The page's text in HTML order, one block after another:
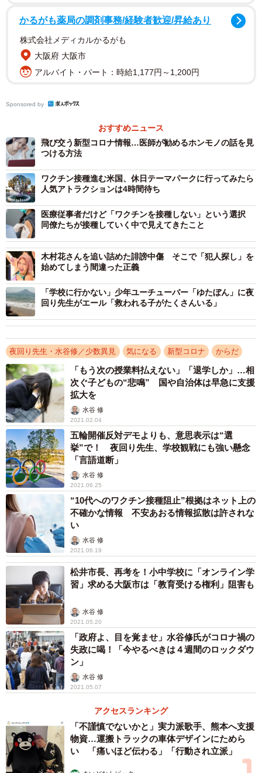
作用について、きちんと医師から説明を受け、服用しない
場合の危険性と比べ、自分で服用を決めました。
今回のワクチン接種は、決して政府が強制しているので
しているリスクをきちんと理解した上で、自らの意思で、
ても、本人と親とで接種するかしないかを決定することが
できます。
しかし、治療薬が未だできていない今、自分の命、それ
以上に他の人たちの命を守り、最悪な状況に陥っている経
済活動を復興させるためには、できる限り多くの人がワク
チンを接種し、この感染拡大を阻止していくしかありませ
ん。これは、だれが考えても明らかな事実です。これに異
論のある人は、よほどの知識のない人か、ワクチンそのも
のに対して悪意を持っている人、このウイルスの拡大が自
らの利益となっている人だけでしょう。
日本では、言論の自由は、きちんと守られなくてはなり
ません。しかし、守られるべき言論は、嘘や悪意を含むも
のであってはなりません。ワクチン接種が自分にとって危
険と考える人は、接種しなければいいだけのことです。い
い加減な情報で、他の人にまで接種しないように強要する
ことや、そのいい加減な情報を拡散し、多くの人たちにワ
クチン接種への不安を煽ることは、許されることではあり
ません。
私は、先日、地方自治体のワクチン関係の担当者と話す
機会がありました。毎日のように、ワクチン接種を中止す
るようにというたくさんのメール(組織的に送られていると
のことでした)、また直接の電話、その対応が、仕事に大き
な影響を与えていると嘆いていました。
ワクチンの接種は、それぞれの人が決めるべきことで
す。また、接種するにしてもしないにしても、それを非難
されることも、責められることもあってはならないと私は
考えます。
かるがも薬局の調剤事務/経験者歓迎/昇給あり
株式会社メディカルかるがも
大阪府 大阪市
アルバイト・パート：時給1,177円～1,200円
Sponsored by
おすすめニュース
飛び交う新型コロナ情報…医師が勧めるホンモノの話を見
つける方法
ワクチン接種進む米国、休日テーマパークに行ってみたら
人気アトラクションは4時間待ち
医療従事者だけど「ワクチンを接種しない」という選択
同僚たちが接種していく中で見えてきたこと
木村花さんを追い詰めた誹謗中傷 そこで「犯人探し」を
始めてしまう間違った正義
「学校に行かない」少年ユーチューバー「ゆたぼん」に夜
回り先生がエール「救われる子がたくさんいる」
夜回り先生・水谷修／少数異見 気になる 新型コロナ からだ
「もう次の授業料払えない」「退学しか」…相
次ぐ子どもの“悲鳴” 国や自治体は早急に支援
拡大を
水谷 修
2021.02.04
五輪開催反対デモよりも、意思表示は“選
挙”で！ 夜回り先生、学校観戦にも強い懸念
「言語道断」
水谷 修
2021.06.25
“10代へのワクチン接種阻止”根拠はネット上の
不確かな情報 不安あおる情報拡散は許されな
い
水谷 修
2021.06.19
松井市長、再考を！小中学校に「オンライン学
習」求める大阪市は「教育受ける権利」阻害も
水谷 修
2021.05.20
「政府よ、目を覚ませ」水谷修氏がコロナ禍の
失政に喝！「今やるべきは４週間のロックダウ
ン」
水谷 修
2021.05.07
アクセスランキング
「不謹慎でないかと」実力派歌手、熊本へ支援
物資…運搬トラックの車体デザインにためら
い 「痛いほど伝わる」「行動され立派」